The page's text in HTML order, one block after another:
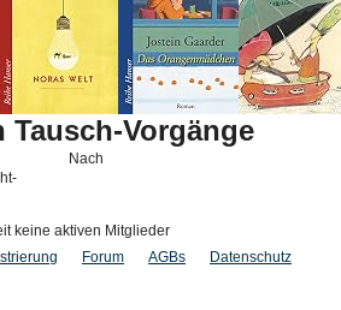
Tausch-Vorgänge
Nach
keine aktiven Mitglieder
Forum AGBs Datenschutz